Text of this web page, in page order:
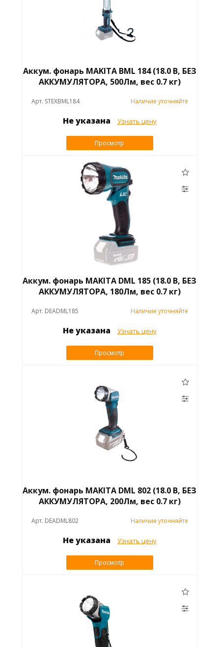
Аккум. фонарь MAKITA BML 184 (18.0 В, БЕЗ
АККУМУЛЯТОРА, 500Лм, вес 0.7 кг)
Арт. STEXBML184 Наличие уточняйте
Не указана Узнать цену
Просмотр
Аккум. фонарь MAKITA DML 185 (18.0 В, БЕЗ
АККУМУЛЯТОРА, 180Лм, вес 0.7 кг)
Арт. DEADML185 Наличие уточняйте
Не указана Узнать цену
Просмотр
Аккум. фонарь MAKITA DML 802 (18.0 В, БЕЗ
АККУМУЛЯТОРА, 200Лм, вес 0.7 кг)
Арт. DEADML802 Наличие уточняйте
Не указана Узнать цену
Просмотр